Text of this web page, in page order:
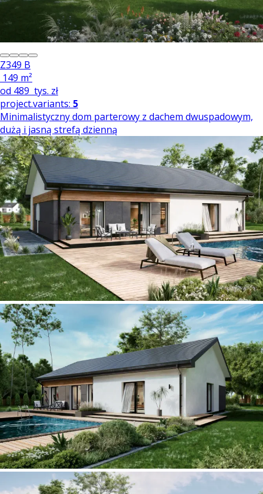
Z349 B
149 m²
od 489 tys. zł
project.variants: 5
Minimalistyczny dom parterowy z dachem dwuspadowym,
dużą i jasną strefą dzienną